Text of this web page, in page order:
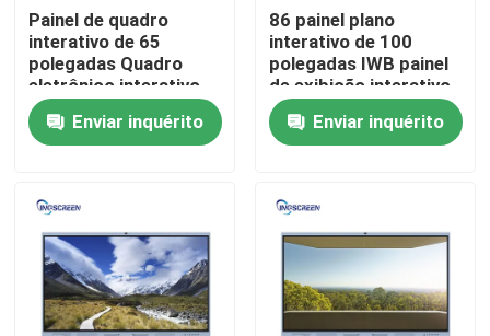
Fale Conosco
Pedir um orçamento
Whiteboard interativo do IR
Painel de quadro
interativo de 65
polegadas Quadro
eletrônico interativo
de tecnologia
inteligenteEnviar inquérito
86 painel plano
interativo de 100
polegadas IWB painel
de exibição interativo
de 75 polegadas para
ensinoEnviar inquérito